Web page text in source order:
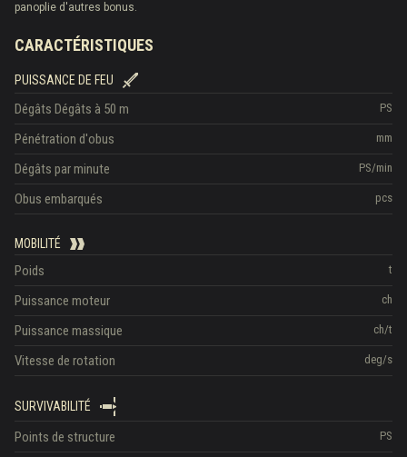
panoplie d'autres bonus.
CARACTÉRISTIQUES
PUISSANCE DE FEU
PS
Dégâts Dégâts à 50 m
mm
Pénétration d'obus
PS/min
Dégâts par minute
pcs
Obus embarqués
MOBILITÉ
t
Poids
ch
Puissance moteur
ch/t
Puissance massique
deg/s
Vitesse de rotation
SURVIVABILITÉ
PS
Points de structure